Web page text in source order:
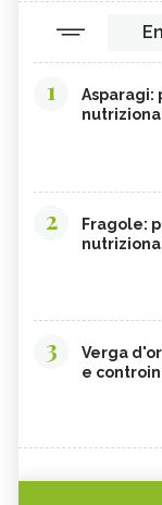
1
Asparagi:
2
Fragole:
3
Verga
e